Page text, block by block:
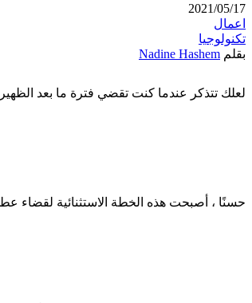
2021/05/17
اعمال
تكنولوجيا
بقلم Nadine Hashem
لعلك تتذكر عندما كنت تقضي فترة ما بعد
حسنًا ، أصبحت هذه الخطة الاستثنائية لقضاء